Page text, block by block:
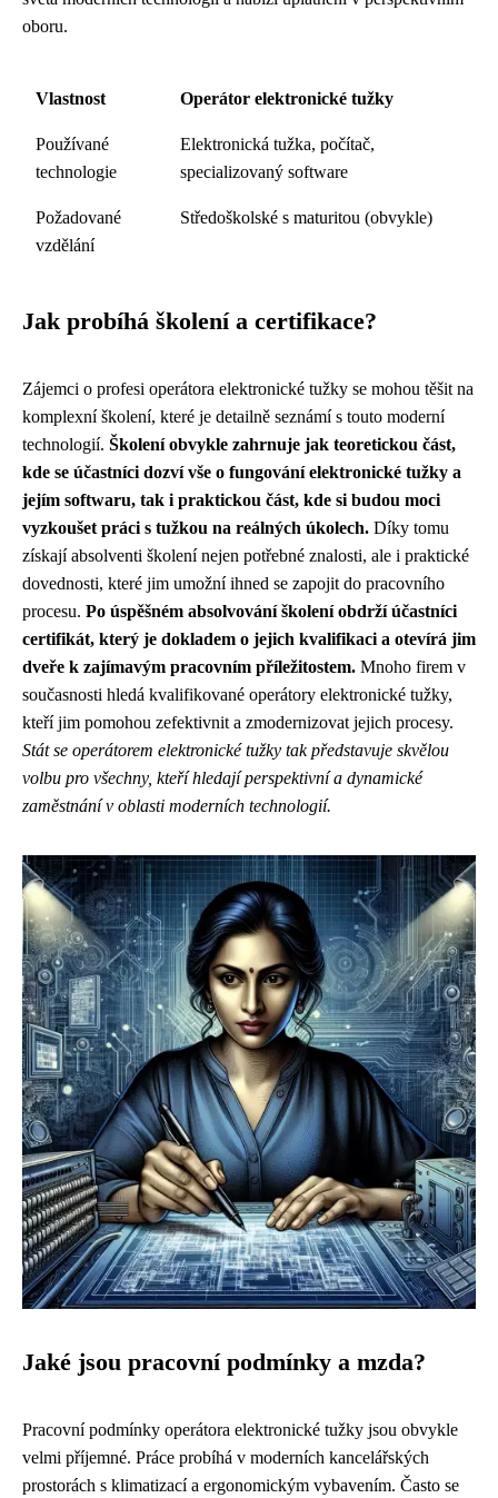
oboru.
Vlastnost Operátor elektronické tužky
Používané
technologie
Elektronická tužka, počítač,
specializovaný software
Požadované
vzdělání
Středoškolské s maturitou (obvykle)
Jak probíhá školení a certifikace?
Zájemci o profesi operátora elektronické tužky se mohou těšit na
komplexní školení, které je detailně seznámí s touto moderní
technologií. Školení obvykle zahrnuje jak teoretickou část,
kde se účastníci dozví vše o fungování elektronické tužky a
jejím softwaru, tak i praktickou část, kde si budou moci
vyzkoušet práci s tužkou na reálných úkolech. Díky tomu
získají absolventi školení nejen potřebné znalosti, ale i praktické
dovednosti, které jim umožní ihned se zapojit do pracovního
procesu. Po úspěšném absolvování školení obdrží účastníci
certifikát, který je dokladem o jejich kvalifikaci a otevírá jim
dveře k zajímavým pracovním příležitostem. Mnoho firem v
současnosti hledá kvalifikované operátory elektronické tužky,
kteří jim pomohou zefektivnit a zmodernizovat jejich procesy.
Stát se operátorem elektronické tužky tak představuje skvělou
volbu pro všechny, kteří hledají perspektivní a dynamické
zaměstnání v oblasti moderních technologií.
Jaké jsou pracovní podmínky a mzda?
Pracovní podmínky operátora elektronické tužky jsou obvykle
velmi příjemné. Práce probíhá v moderních kancelářských
prostorách s klimatizací a ergonomickým vybavením. Často se